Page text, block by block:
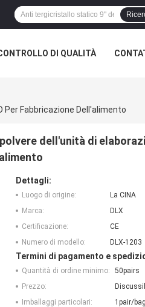
DI QUALITÀ
Per Fabbricazione Dell'alimento
dell'unità di
Dettagli:
Luogo di origine:
La CINA
Marca:
DLX
Certificazione:
CE
Numero di modello:
DLX-1203
Termini di pagamento e
Quantità di ordine minimo:
50pairs
Prezzo:
Imballaggi particolari:
1pair/